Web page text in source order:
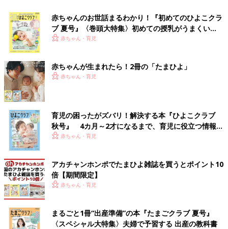
赤ちゃんのお世話まるわかり！『初めてのひよこクラ
ブ 夏号』〈巻頭大特集〉初めての授乳がうまくい
く！ おっぱい・ミルクの基本と夏のトラブル 解決テ
赤ちゃん・育児
赤ちゃんが生まれたら！2冊の「たまひよ」
赤ちゃん・育児
育児の困ったがズバリ！解決する本『ひよこクラブ
秋号』 4カ月～2才になるまで、育児に役立つ情報が
いっぱい！
赤ちゃん・育児
アカチャンホンポでたまひよ雑誌を買うとポイント10
倍【期間限定】
赤ちゃん・育児
まるごと1冊“出産準備”の本『たまごクラブ 夏号』
〈スペシャル大特集〉夫婦で予習する 出産の教科書